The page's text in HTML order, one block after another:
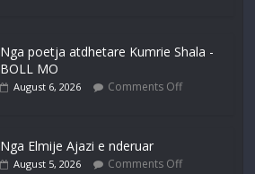
Nga poetja atdhetare Kumrie Shala -
BOLL MO
August 6, 2026 Comments Off
Nga Elmije Ajazi e nderuar
August 5, 2026 Comments Off